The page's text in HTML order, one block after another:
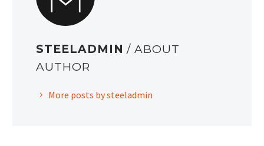
STEELADMIN/ ABOUT
AUTHOR
More posts by steeladmin